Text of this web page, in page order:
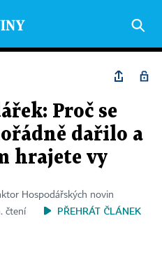
Proč se
dařilo a
hrajete vy
Hospodářských novin
čtení
PŘEHRÁT ČLÁNEK